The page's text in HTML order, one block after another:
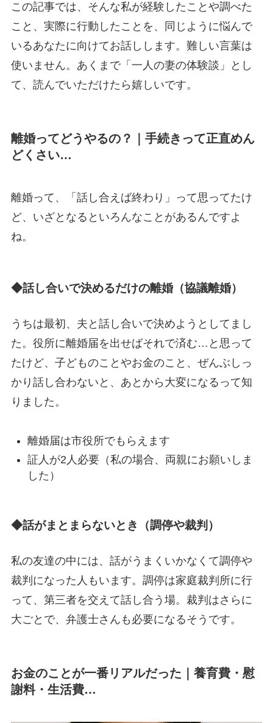
この記事では、そんな私が経験したことや調べた
こと、実際に行動したことを、同じように悩んで
いるあなたに向けてお話しします。難しい言葉は
使いません。あくまで「一人の妻の体験談」とし
て、読んでいただけたら嬉しいです。
離婚ってどうやるの？｜手続きって正直めん
どくさい…
離婚って、「話し合えば終わり」って思ってたけ
ど、いざとなるといろんなことがあるんですよ
ね。
◆話し合いで決めるだけの離婚（協議離婚）
うちは最初、夫と話し合いで決めようとしてまし
た。役所に離婚届を出せばそれで済む…と思って
たけど、子どものことやお金のこと、ぜんぶしっ
かり話し合わないと、あとから大変になるって知
りました。
離婚届は市役所でもらえます
証人が2人必要（私の場合、両親にお願いしま
した）
◆話がまとまらないとき（調停や裁判）
私の友達の中には、話がうまくいかなくて調停や
裁判になった人もいます。調停は家庭裁判所に行
って、第三者を交えて話し合う場。裁判はさらに
大ごとで、弁護士さんも必要になるそうです。
お金のことが一番リアルだった｜養育費・慰
謝料・生活費…